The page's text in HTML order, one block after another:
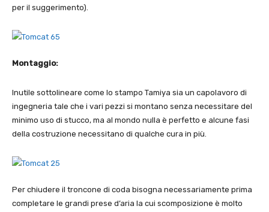
per il suggerimento).
Montaggio:
Inutile sottolineare come lo stampo Tamiya sia un capolavoro di
ingegneria tale che i vari pezzi si montano senza necessitare del
minimo uso di stucco, ma al mondo nulla è perfetto e alcune fasi
della costruzione necessitano di qualche cura in più.
Per chiudere il troncone di coda bisogna necessariamente prima
completare le grandi prese d’aria la cui scomposizione è molto